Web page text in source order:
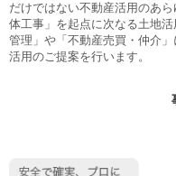
だけではない不動産活用のあ
体工事」を起点に次なる土地
管理」や「不動産売買・仲介
活用のご提案を行います。